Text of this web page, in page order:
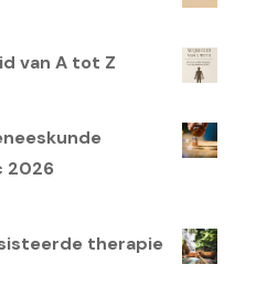
van A tot Z
2026
therapie